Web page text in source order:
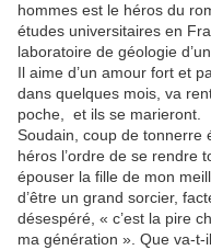
hommes est le héros du
études universitaires en
laboratoire de géologie
Il aime d’un amour fort et
dans quelques mois, va
poche, et ils se marieront.
Soudain, coup de tonnerre
héros l’ordre de se rendre
épouser la fille de mon
d’être un grand sorcier,
désespéré, « c’est la pire
ma génération ». Que va-